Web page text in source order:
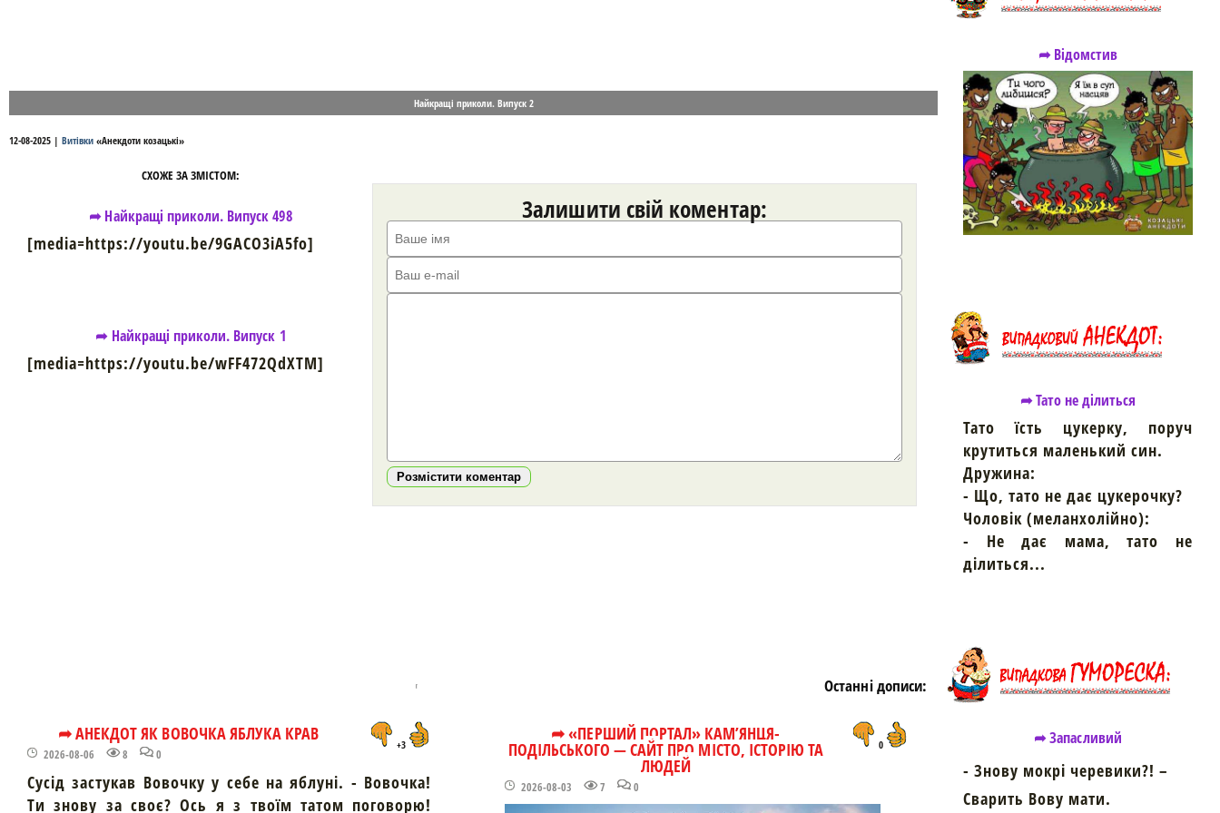
Найкращі приколи. Випуск 2
12-08-2025 | Витівки «Анекдоти козацькі»
СХОЖЕ ЗА ЗМІСТОМ:
➦ Найкращі приколи. Випуск 498
[media=https://youtu.be/9GACO3iA5fo]
➦ Найкращі приколи. Випуск 1
[media=https://youtu.be/wFF472QdXTM]
Залишити свій коментар:
Розмістити коментар
Останні дописи:
➦ АНЕКДОТ ЯК ВОВОЧКА ЯБЛУКА КРАВ
2026-08-06 8 0
+3
Сусід застукав Вовочку у себе на яблуні. - Вовочка!
Ти знову за своє? Ось я з твоїм татом поговорю!
➦ «ПЕРШИЙ ПОРТАЛ» КАМ’ЯНЦЯ-
ПОДІЛЬСЬКОГО — САЙТ ПРО МІСТО, ІСТОРІЮ ТА
ЛЮДЕЙ
2026-08-03 7 0
0
➦ Відомстив
➦ Тато не ділиться
Тато їсть цукерку, поруч
крутиться маленький син.
Дружина:
- Що, тато не дає цукерочку?
Чоловік (меланхолійно):
- Не дає мама, тато не
ділиться...
➦ Запасливий
- Знову мокрі черевики?! –
Сварить Вову мати.